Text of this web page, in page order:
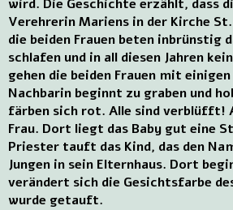
wird. Die Geschichte erzählt, dass
Verehrerin Mariens in der Kirche
die beiden Frauen beten inbrünstig
schlafen und in all diesen Jahren
gehen die beiden Frauen mit
Nachbarin beginnt zu graben und
färben sich rot. Alle sind verblüfft!
Frau. Dort liegt das Baby gut eine
Priester tauft das Kind, das den
Jungen in sein Elternhaus. Dort
verändert sich die Gesichtsfarbe
wurde getauft.